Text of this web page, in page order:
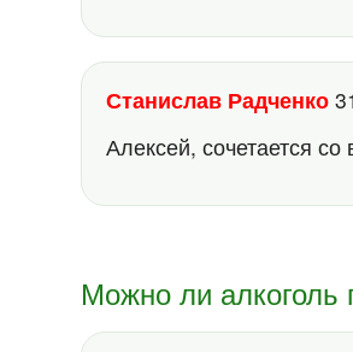
Станислав Радченко
Алексей, сочетается со
Можно ли